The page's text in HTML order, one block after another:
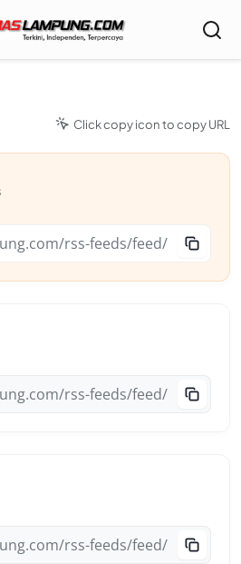
Click copy icon to copy URL